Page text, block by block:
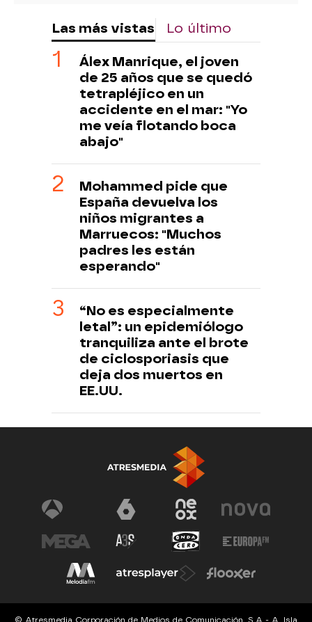
Las más vistas Lo último
Álex Manrique, el joven
de 25 años que se quedó
tetrapléjico en un
accidente en el mar: "Yo
me veía flotando boca
abajo"
Mohammed pide que
España devuelva los
niños migrantes a
Marruecos: "Muchos
padres les están
esperando"
“No es especialmente
letal”: un epidemiólogo
tranquiliza ante el brote
de ciclosporiasis que
deja dos muertos en
EE.UU.